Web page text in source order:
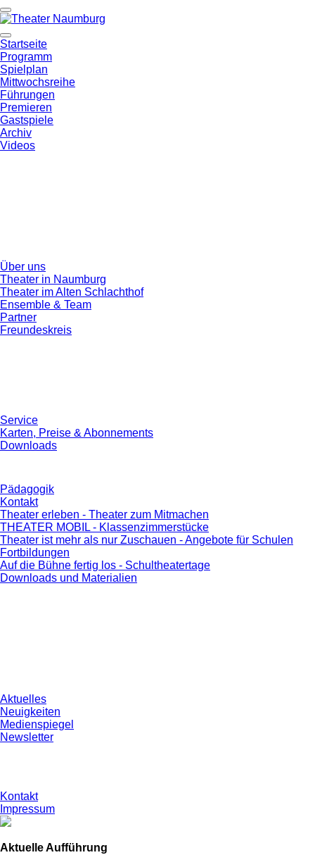
Startseite
Programm
Spielplan
Mittwochsreihe
Führungen
Premieren
Gastspiele
Archiv
Videos
Über uns
Theater in Naumburg
Theater im Alten Schlachthof
Ensemble & Team
Partner
Freundeskreis
Service
Karten, Preise & Abonnements
Downloads
Pädagogik
Kontakt
Theater erleben - Theater zum Mitmachen
THEATER MOBIL - Klassenzimmerstücke
Theater ist mehr als nur Zuschauen - Angebote für Schulen
Fortbildungen
Auf die Bühne fertig los - Schultheatertage
Downloads und Materialien
Aktuelles
Neuigkeiten
Medienspiegel
Newsletter
Kontakt
Impressum
Aktuelle Aufführung